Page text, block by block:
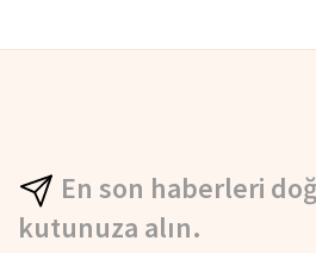
En son haberleri
kutunuza alın.